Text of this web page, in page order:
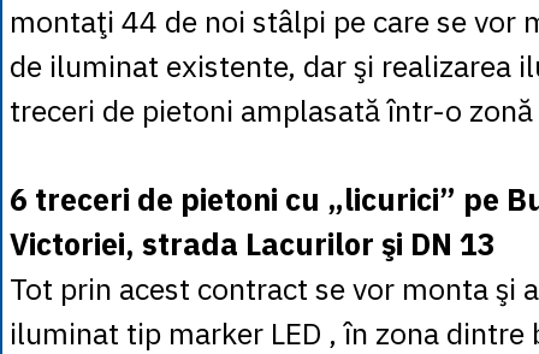
montaţi 44 de noi stâlpi pe care se vor
de iluminat existente, dar şi realizarea
treceri de pietoni amplasată într-o
6 treceri de pietoni cu „licurici” pe
Victoriei, strada Lacurilor şi DN 13
Tot prin acest contract se vor monta şi
iluminat tip marker LED , în zona dintre